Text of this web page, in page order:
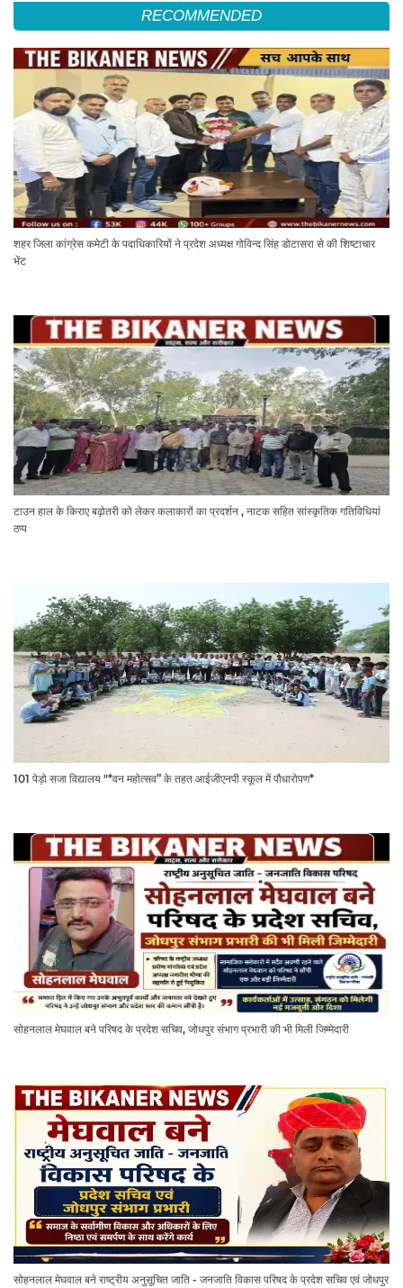
RECOMMENDED
शहर जिला कांग्रेस कमेटी के पदाधिकारियों ने प्रदेश अध्यक्ष गोविन्द सिंह डोटासरा से की शिष्टाचार
भेंट
टाउन हाल के किराए बढ़ोतरी को लेकर कलाकारों का प्रदर्शन , नाटक सहित सांस्कृतिक गतिविधियां
ठप्प
101 पेड़ो सजा विद्यालय "*वन महोत्सव” के तहत आईजीएनपी स्कूल में पौधारोपण*
सोहनलाल मेघवाल बने परिषद के प्रदेश सचिव, जोधपुर संभाग प्रभारी की भी मिली जिम्मेदारी
सोहनलाल मेघवाल बने राष्ट्रीय अनुसूचित जाति - जनजाति विकास परिषद के प्रदेश सचिव एवं जोधपुर